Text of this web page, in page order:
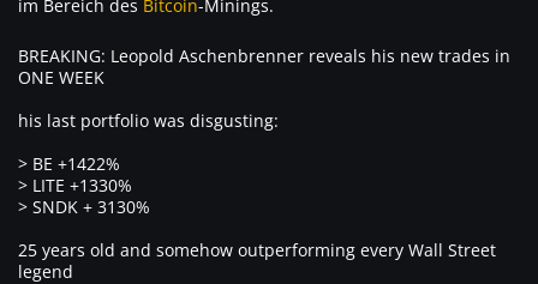
im Bereich des Bitcoin-Minings.
BREAKING: Leopold Aschenbrenner reveals his new trades in
ONE WEEK
his last portfolio was disgusting:
> BE +1422%
> LITE +1330%
> SNDK + 3130%
25 years old and somehow outperforming every Wall Street
legend